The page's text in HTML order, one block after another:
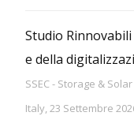
Studio
e della
SSEC - Storage &
Italy, 23 Settembre